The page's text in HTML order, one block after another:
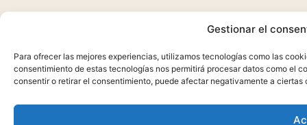
Gestionar el
Para ofrecer las mejores experiencias, utilizamos tecnologías como las
consentimiento de estas tecnologías nos permitirá procesar datos como el
consentir o retirar el consentimiento, puede afectar negativamente a